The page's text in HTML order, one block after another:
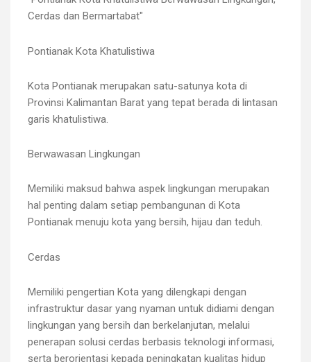
Cerdas dan Bermartabat"
Pontianak Kota Khatulistiwa
Kota Pontianak merupakan satu-satunya kota di
Provinsi Kalimantan Barat yang tepat berada di lintasan
garis khatulistiwa.
Berwawasan Lingkungan
Memiliki maksud bahwa aspek lingkungan merupakan
hal penting dalam setiap pembangunan di Kota
Pontianak menuju kota yang bersih, hijau dan teduh.
Cerdas
Memiliki pengertian Kota yang dilengkapi dengan
infrastruktur dasar yang nyaman untuk didiami dengan
lingkungan yang bersih dan berkelanjutan, melalui
penerapan solusi cerdas berbasis teknologi informasi,
serta berorientasi kepada peningkatan kualitas hidup